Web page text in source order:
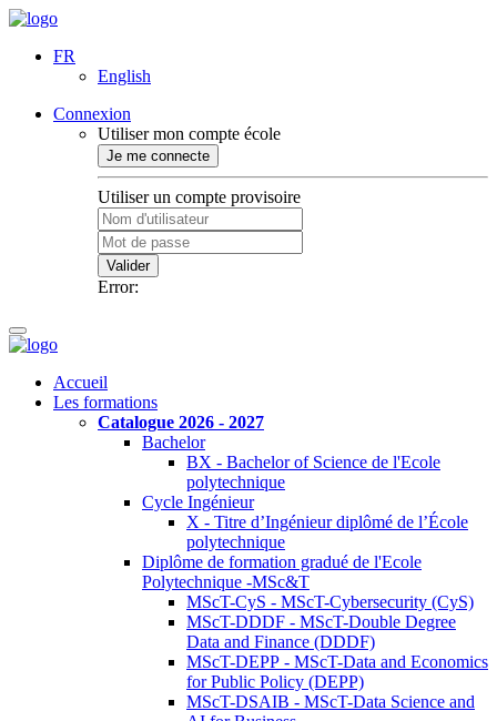
FR
English
Connexion
Utiliser mon compte école
Je me connecte
Utiliser un compte provisoire
Valider
Error:
Accueil
Les formations
Catalogue 2026 - 2027
Bachelor
BX - Bachelor of Science de l'Ecole
polytechnique
Cycle Ingénieur
X - Titre d’Ingénieur diplômé de l’École
polytechnique
Diplôme de formation gradué de l'Ecole
Polytechnique -MSc&T
MScT-CyS - MScT-Cybersecurity (CyS)
MScT-DDDF - MScT-Double Degree
Data and Finance (DDDF)
MScT-DEPP - MScT-Data and Economics
for Public Policy (DEPP)
MScT-DSAIB - MScT-Data Science and